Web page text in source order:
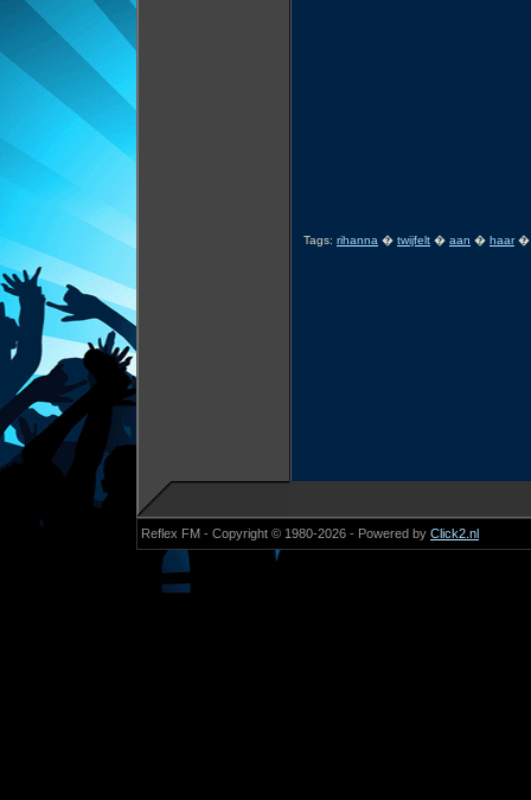
Tags: rihanna � twijfelt � aan � haar
Reflex FM - Copyright © 1980-2026 - Powered by Click2.nl